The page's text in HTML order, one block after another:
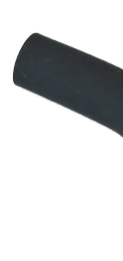
Reservedeler
Nye Wee produkter
Tilbud
Lagertømming